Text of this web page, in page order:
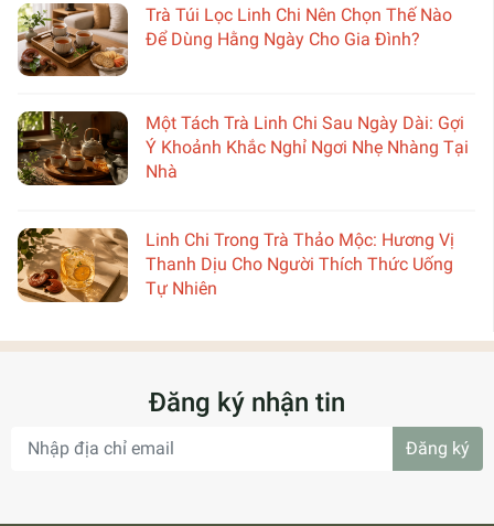
Trà Túi Lọc Linh Chi Nên Chọn Thế Nào
Để Dùng Hằng Ngày Cho Gia Đình?
Một Tách Trà Linh Chi Sau Ngày Dài: Gợi
Ý Khoảnh Khắc Nghỉ Ngơi Nhẹ Nhàng Tại
Nhà
Linh Chi Trong Trà Thảo Mộc: Hương Vị
Thanh Dịu Cho Người Thích Thức Uống
Tự Nhiên
Đăng ký nhận tin
Đăng ký